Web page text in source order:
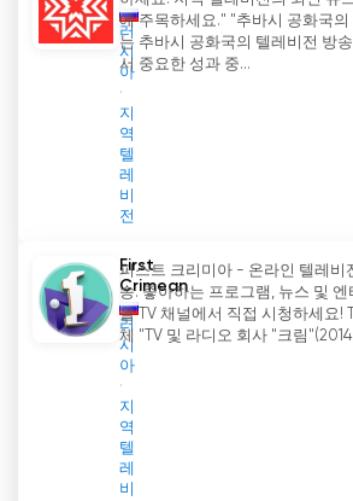
러
시
아
지
역
텔
레
비
전
에 주목하세요." "추바시 공화국
는 추바시 공화국의 텔레비전 방
서 중요한 성과 중...
First
Crimean
러
시
아
지
역
텔
레
비
퍼스트 크리미아 - 온라인 텔레비
송. 좋아하는 프로그램, 뉴스 및
을 TV 채널에서 직접 시청하세요!
체 "TV 및 라디오 회사 "크림